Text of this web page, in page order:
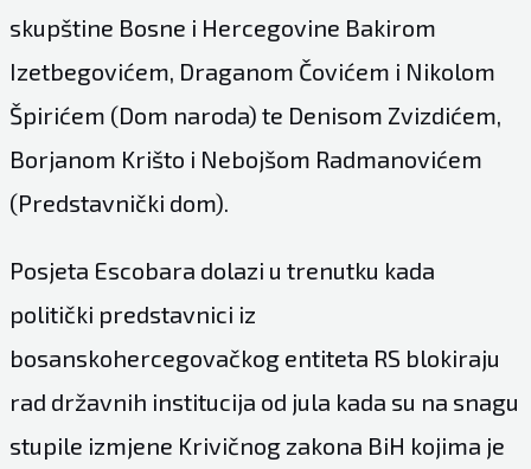
skupštine Bosne i Hercegovine Bakirom
Izetbegovićem, Draganom Čovićem i Nikolom
Špirićem (Dom naroda) te Denisom Zvizdićem,
Borjanom Krišto i Nebojšom Radmanovićem
(Predstavnički dom).
Posjeta Escobara dolazi u trenutku kada
politički predstavnici iz
bosanskohercegovačkog entiteta RS blokiraju
rad državnih institucija od jula kada su na snagu
stupile izmjene Krivičnog zakona BiH kojima je